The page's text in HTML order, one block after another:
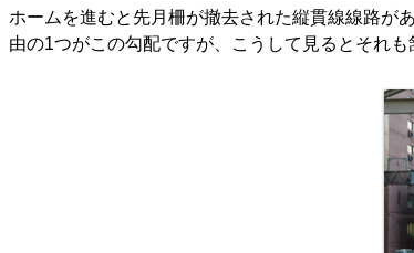
ホームを進むと先月柵が撤去された縦貫線線路
由の1つがこの勾配ですが、こうして見るとそれも